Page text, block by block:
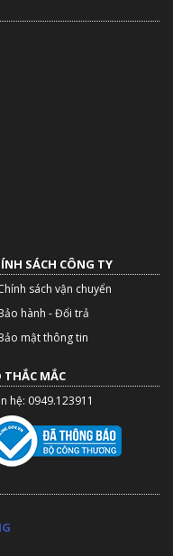
SÁCH CÔNG TY
sách vận chuyển
hành - Đổi trả
mật thông tin
THẮC MẮC
hệ: 0949.123911